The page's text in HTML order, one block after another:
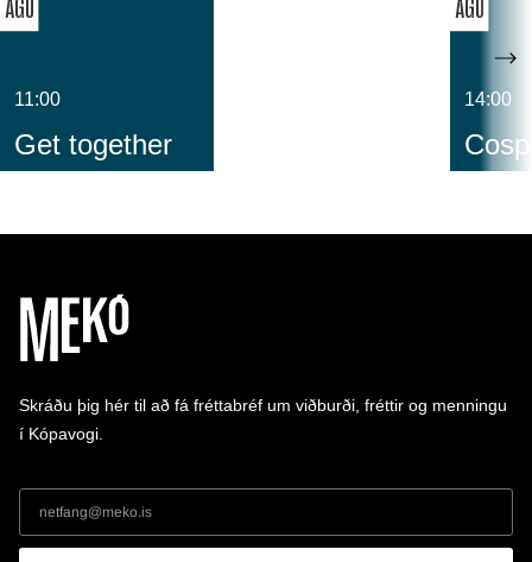
ÁGÚ
11:00
Get together
ÁGÚ
14:00
Skráðu þig hér til að fá fréttabréf um viðburði, fréttir og menningu
í Kópavogi.